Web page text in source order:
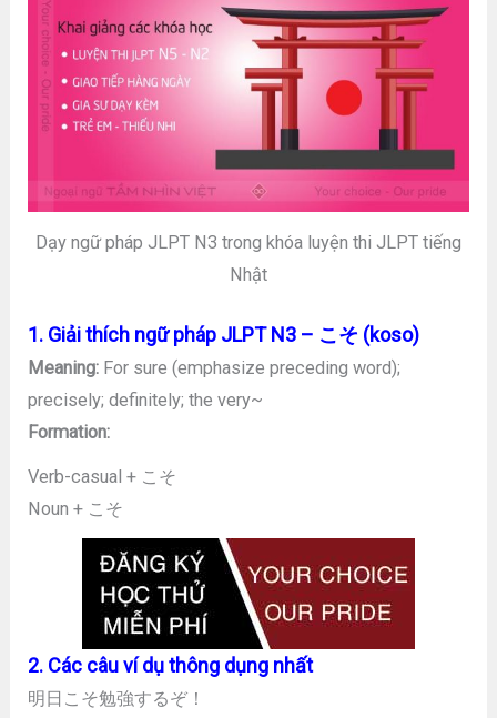
Dạy ngữ pháp JLPT N3 trong khóa luyện thi JLPT tiếng
Nhật
1. Giải thích ngữ pháp JLPT N3 – こそ (koso)
Meaning: For sure (emphasize preceding word);
precisely; definitely; the very~
Formation:
Verb-casual + こそ
Noun + こそ
2. Các câu ví dụ thông dụng nhất
明日こそ勉強するぞ！